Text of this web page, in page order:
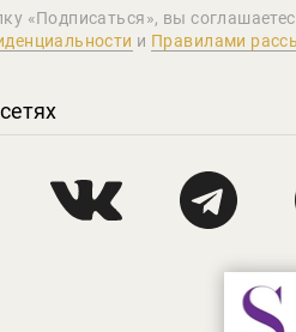
«Подписаться», вы
и Правилами